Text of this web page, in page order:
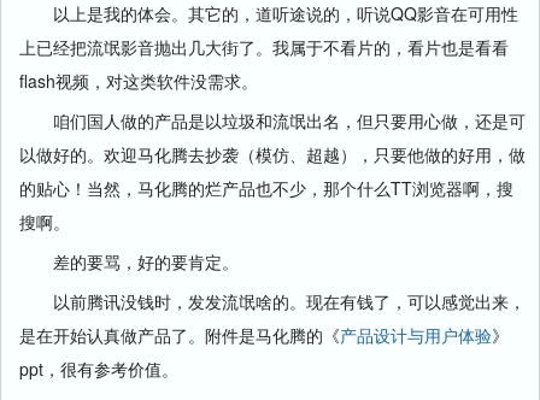
以上是我的体会。其它的，道听途说的，听说QQ影音在可用性
上已经把流氓影音抛出几大街了。我属于不看片的，看片也是看看
flash视频，对这类软件没需求。
咱们国人做的产品是以垃圾和流氓出名，但只要用心做，还是可
以做好的。欢迎马化腾去抄袭（模仿、超越），只要他做的好用，做
的贴心！当然，马化腾的烂产品也不少，那个什么TT浏览器啊，搜
搜啊。
差的要骂，好的要肯定。
以前腾讯没钱时，发发流氓啥的。现在有钱了，可以感觉出来，
是在开始认真做产品了。附件是马化腾的《产品设计与用户体验》
ppt，很有参考价值。